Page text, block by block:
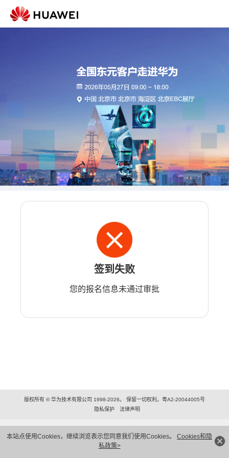
本站点使用Cookies，继续浏览表示您同意我们使用Cookies。 Cookies和隐
私政策>
签到失败
您的报名信息未通过审批
版权所有 © 华为技术有限公司 1998-2026。 保留一切权利。粤A2-20044005号
隐私保护
法律声明